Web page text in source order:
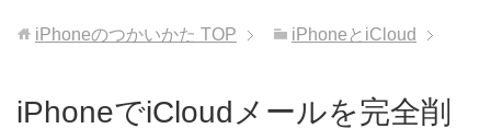
iPhoneのつかいかた TOP iPhoneとiCloud
iPhoneでiCloudメールを完全削